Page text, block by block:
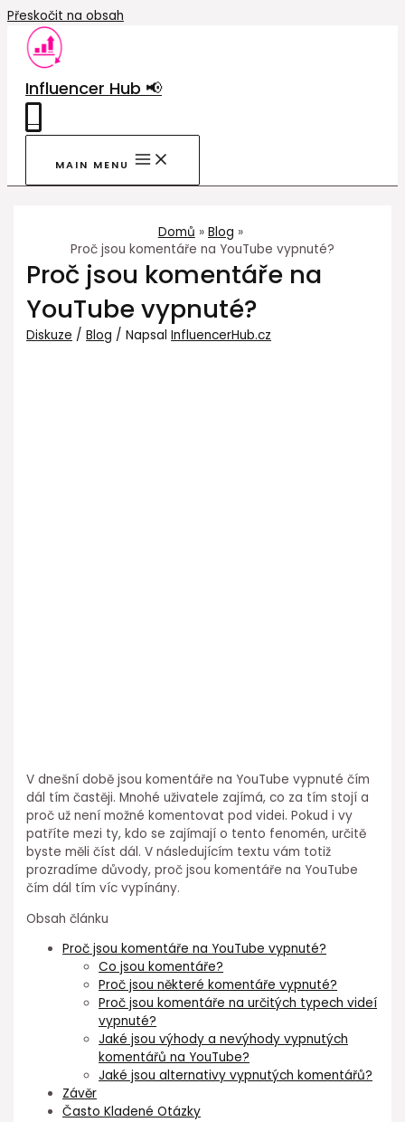
Přeskočit na obsah
Influencer Hub 📢
MAIN MENU
Domů
Blog
Proč jsou komentáře na YouTube vypnuté?
Proč jsou komentáře na
YouTube vypnuté?
Diskuze /Blog / NapsalInfluencerHub.cz
V dnešní době jsou komentáře na YouTube vypnuté čím
dál tím častěji. Mnohé uživatele zajímá, co za tím stojí a
proč už není možné komentovat pod videi. Pokud i vy
patříte mezi ty, kdo se zajímají o tento fenomén, určitě
byste měli číst dál. V následujícím textu vám totiž
prozradíme důvody, proč jsou komentáře na YouTube
čím dál tím víc vypínány.
Obsah článku
Proč jsou komentáře na YouTube vypnuté?
Co jsou komentáře?
Proč jsou některé komentáře vypnuté?
Proč jsou komentáře na určitých typech videí
vypnuté?
Jaké jsou výhody a nevýhody vypnutých
komentářů na YouTube?
Jaké jsou alternativy vypnutých komentářů?
Závěr
Často Kladené Otázky